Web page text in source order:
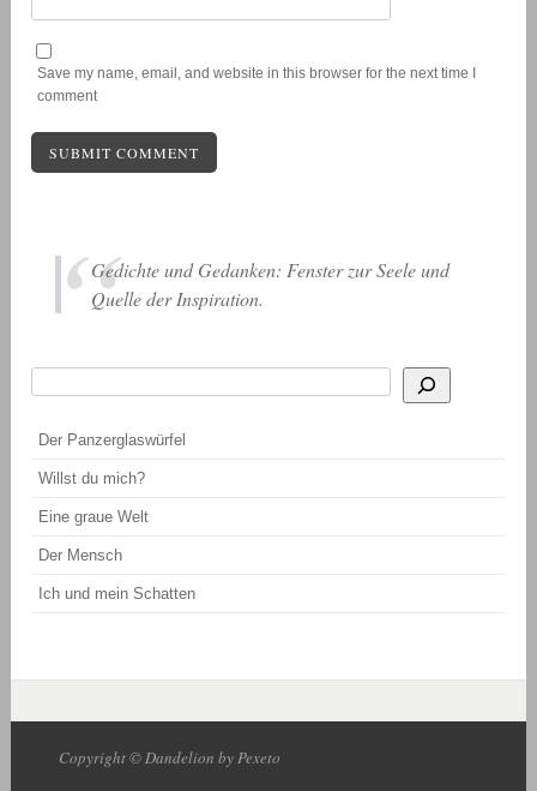
Save my name, email, and website in this browser for the next time I
comment
Gedichte und Gedanken: Fenster zur Seele und
Quelle der Inspiration.
Der Panzerglaswürfel
Willst du mich?
Eine graue Welt
Der Mensch
Ich und mein Schatten
Copyright © Dandelion by Pexeto